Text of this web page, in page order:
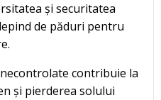
și securitatea
de păduri pentru
contribuie la
și pierderea solului